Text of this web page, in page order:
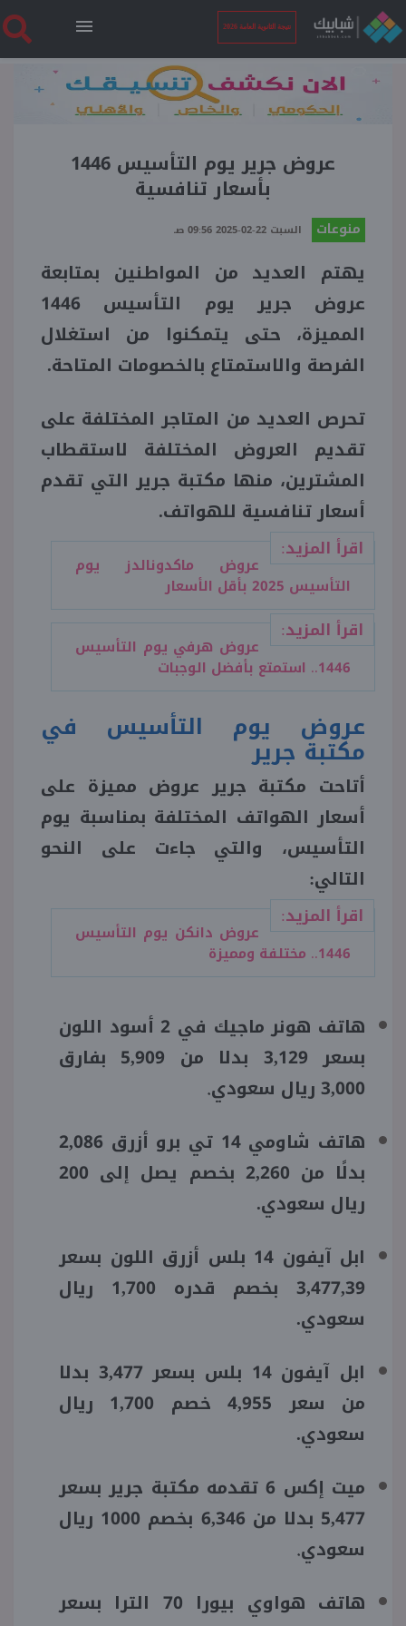
نتيجة الثانوية العامة 2026
الرئيسية
نتيجة الثانوية العامة 2026
فنجان قهوة
بوابة الطلبة
منوعات
عروض جرير يوم التأسيس 1446
بأسعار تنافسية
منوعات السبت 22-02-2025 09:56 صـ
يهتم العديد من المواطنين بمتابعة
عروض جرير يوم التأسيس 1446
المميزة، حتى يتمكنوا من استغلال
الفرصة والاستمتاع بالخصومات المتاحة.
تحرص العديد من المتاجر المختلفة على
تقديم العروض المختلفة لاستقطاب
المشترين، منها مكتبة جرير التي تقدم
أسعار تنافسية للهواتف.
اقرأ المزيد:
عروض ماكدونالدز يوم
التأسيس 2025 بأقل الأسعار
اقرأ المزيد:
عروض هرفي يوم التأسيس
1446.. استمتع بأفضل الوجبات
عروض يوم التأسيس في
مكتبة جرير
أتاحت مكتبة جرير عروض مميزة على
أسعار الهواتف المختلفة بمناسبة يوم
التأسيس، والتي جاءت على النحو
التالي:
اقرأ المزيد:
عروض دانكن يوم التأسيس
1446.. مختلفة ومميزة
هاتف هونر ماجيك في 2 أسود اللون
بسعر 3,129 بدلا من 5,909 بفارق
3,000 ريال سعودي
.
هاتف شاومي 14 تي برو أزرق 2,086
بدلًا من 2,260 بخصم يصل إلى 200
ريال سعودي.
ابل آيفون 14 بلس أزرق اللون بسعر
3,477,39 بخصم قدره 1,700 ريال
سعودي.
ابل آيفون 14 بلس بسعر 3,477 بدلا
من سعر 4,955 خصم 1,700 ريال
سعودي.
ميت إكس 6 تقدمه مكتبة جرير بسعر
5,477 بدلا من 6,346 بخصم 1000 ريال
سعودي.
هاتف هواوي بيورا 70 الترا بسعر